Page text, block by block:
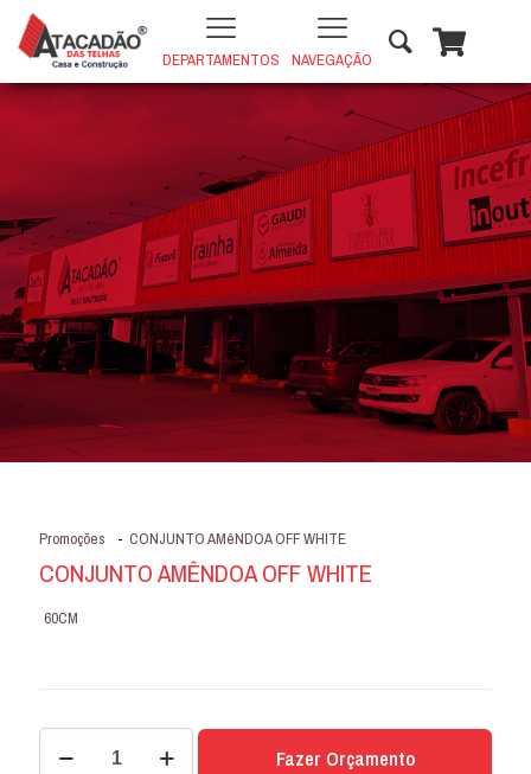
DEPARTAMENTOS NAVEGAÇÃO
Promoções - CONJUNTO AMêNDOA OFF WHITE
CONJUNTO AMÊNDOA OFF WHITE
60CM
CONJUNTO
AMêNDOA
Fazer Orçamento
PORCELANATO INOX 63x63 POLIDO
+ ADD